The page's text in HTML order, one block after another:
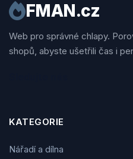
FMAN.cz
Web pro správné chlapy.
shopů, abyste ušetřili čas i
KATEGORIE
Nářadí a dílna